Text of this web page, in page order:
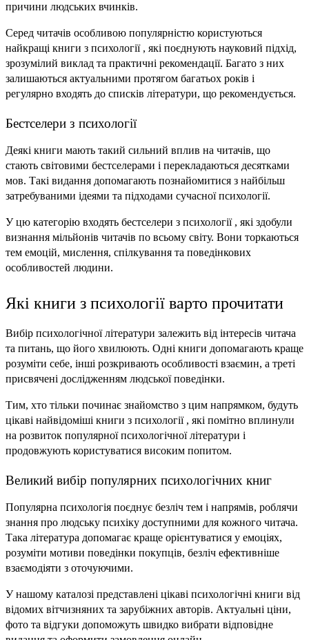
причини людських вчинків.
Серед читачів особливою популярністю користуються
найкращі книги з психології , які поєднують науковий підхід,
зрозумілий виклад та практичні рекомендації. Багато з них
залишаються актуальними протягом багатьох років і
регулярно входять до списків літератури, що рекомендується.
Бестселери з психології
Деякі книги мають такий сильний вплив на читачів, що
стають світовими бестселерами і перекладаються десятками
мов. Такі видання допомагають познайомитися з найбільш
затребуваними ідеями та підходами сучасної психології.
У цю категорію входять бестселери з психології , які здобули
визнання мільйонів читачів по всьому світу. Вони торкаються
тем емоцій, мислення, спілкування та поведінкових
особливостей людини.
Які книги з психології варто прочитати
Вибір психологічної літератури залежить від інтересів читача
та питань, що його хвилюють. Одні книги допомагають краще
розуміти себе, інші розкривають особливості взаємин, а треті
присвячені дослідженням людської поведінки.
Тим, хто тільки починає знайомство з цим напрямком, будуть
цікаві найвідоміші книги з психології , які помітно вплинули
на розвиток популярної психологічної літератури і
продовжують користуватися високим попитом.
Великий вибір популярних психологічних книг
Популярна психологія поєднує безліч тем і напрямів, роблячи
знання про людську психіку доступними для кожного читача.
Така література допомагає краще орієнтуватися у емоціях,
розуміти мотиви поведінки покупців, безліч ефективніше
взаємодіяти з оточуючими.
У нашому каталозі представлені цікаві психологічні книги від
відомих вітчизняних та зарубіжних авторів. Актуальні ціни,
фото та відгуки допоможуть швидко вибрати відповідне